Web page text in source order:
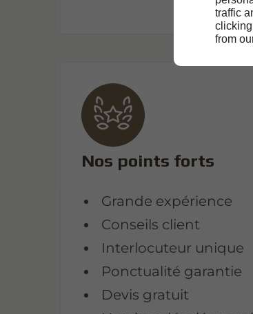
traffic
from
Nos points forts
Grande expérience
Conseils client
Interlocuteur unique
Ponctualité garantie
Devis gratuit